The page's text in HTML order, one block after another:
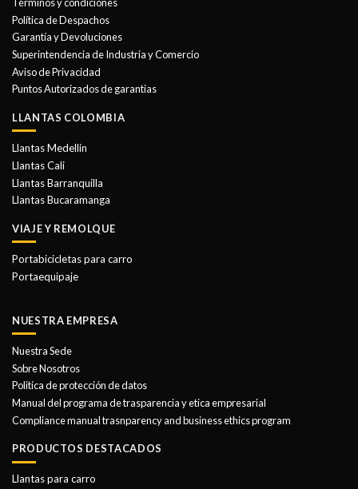
pueden
elegir
en
la
página
de
Política de Despachos
Garantía y Devoluciones
Superintendencia de Industria y Comercio
Aviso de Privacidad
Puntos Autorizados de garantias
LLANTAS COLOMBIA
Llantas Medellin
Llantas Cali
Llantas Barranquilla
Llantas Bucaramanga
VIAJE Y REMOLQUE
Portabicicletas para carro
Portaequipaje
NUESTRA EMPRESA
Nuestra Sede
Sobre Nosotros
Politica de protección de datos
Manual del programa de trasparencia y etica empresarial
Compliance manual trasnparency and business ethics program
PRODUCTOS DESTACADOS
Llantas para carro